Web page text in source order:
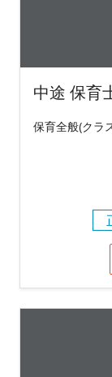
中途 保育
保育全般(クラ